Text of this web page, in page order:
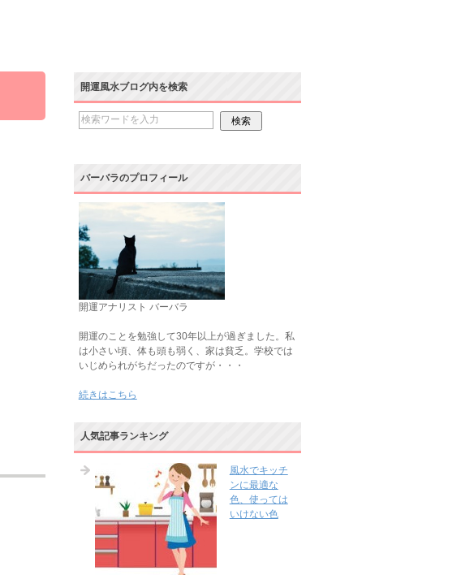
開運風水ブログ内を検索
バーバラのプロフィール
開運アナリスト バーバラ
開運のことを勉強して30年以上が過ぎました。私
は小さい頃、体も頭も弱く、家は貧乏。学校では
いじめられがちだったのですが・・・
続きはこちら
人気記事ランキング
風水でキッチ
ンに最適な
色、使っては
いけない色